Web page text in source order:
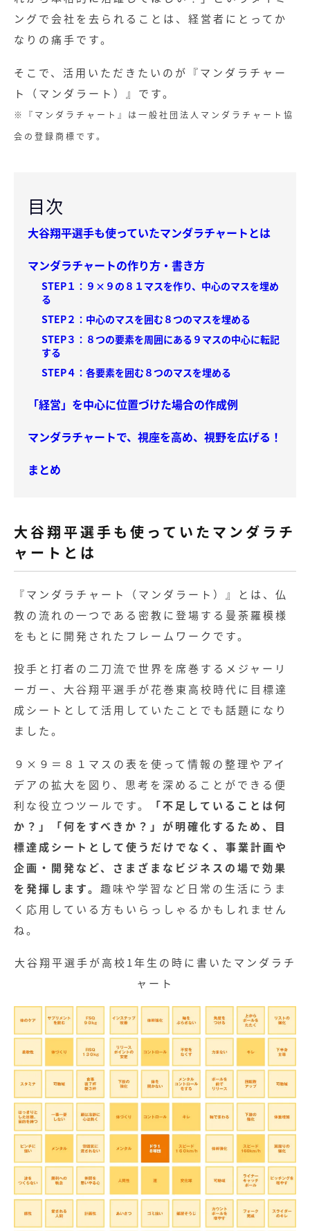
ングで会社を去られることは、経営者にとってか
なりの痛手です。
そこで、活用いただきたいのが『マンダラチャー
ト（マンダラート）』です。
※『マンダラチャート』は一般社団法人マンダラチャート協
会の登録商標です。
目次
大谷翔平選手も使っていたマンダラチャートとは
マンダラチャートの作り方・書き方
STEP１：９×９の８１マスを作り、中心のマスを埋め
る
STEP２：中心のマスを囲む８つのマスを埋める
STEP３：８つの要素を周囲にある９マスの中心に転記
する
STEP４：各要素を囲む８つのマスを埋める
「経営」を中心に位置づけた場合の作成例
マンダラチャートで、視座を高め、視野を広げる！
まとめ
大谷翔平選手も使っていたマンダラチ
ャートとは
『マンダラチャート（マンダラート）』とは、仏
教の流れの一つである密教に登場する曼荼羅模様
をもとに開発されたフレームワークです。
投手と打者の二刀流で世界を席巻するメジャーリ
ーガー、大谷翔平選手が花巻東高校時代に目標達
成シートとして活用していたことでも話題になり
ました。
９×９＝８１マスの表を使って情報の整理やアイ
デアの拡大を図り、思考を深めることができる便
利な役立つツールです。
「不足していることは何
か？」「何をすべきか？」が明確化するため、目
標達成シートとして使うだけでなく、事業計画や
企画・開発など、さまざまなビジネスの場で効果
を発揮します。 趣味や学習など日常の生活にうま
く応用している方もいらっしゃるかもしれません
ね。
大谷翔平選手が高校1年生の時に書いたマンダラチ
ャート